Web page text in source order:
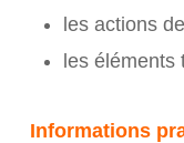
les actions
les
Informations